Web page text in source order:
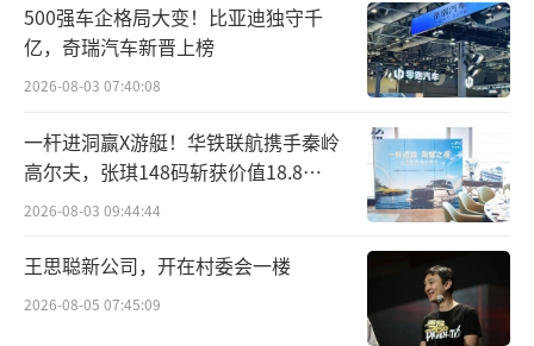
500强车企格局大变！比亚迪独守千
亿，奇瑞汽车新晋上榜
2026-08-03 07:40:08
一杆进洞赢X游艇！华铁联航携手秦岭
高尔夫，张琪148码斩获价值18.8
万“十年豪华新能源智能游艇出海权
2026-08-03 09:44:44
王思聪新公司，开在村委会一楼
2026-08-05 07:45:09